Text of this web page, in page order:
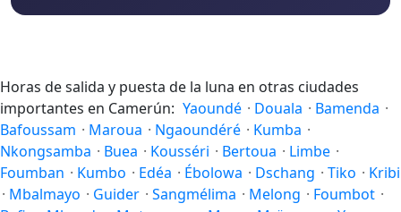
Horas de salida y puesta de la luna en otras ciudades
importantes en Camerún: Yaoundé · Douala · Bamenda ·
Bafoussam · Maroua · Ngaoundéré · Kumba ·
Nkongsamba · Buea · Kousséri · Bertoua · Limbe ·
Foumban · Kumbo · Edéa · Ébolowa · Dschang · Tiko · Kribi
· Mbalmayo · Guider · Sangmélima · Melong · Foumbot ·